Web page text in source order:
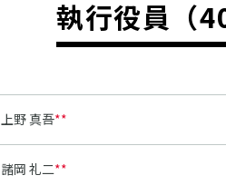
執行役員（
上野 真吾**
諸岡 礼二**